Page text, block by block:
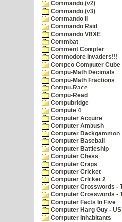
Commando (v2)
Commando (v3)
Commando II
Commando Raid
Commando VBXE
Commbat
Comment Compter
Commodore Invaders!!!
Compco Computer Cube
Compu-Math Decimals
Compu-Math Fractions
Compu-Race
Compu-Read
Compubridge
Compute 4
Computer Acquire
Computer Ambush
Computer Backgammon
Computer Baseball
Computer Battleship
Computer Chess
Computer Craps
Computer Cricket
Computer Cricket 2
Computer Crosswords -
Computer Crosswords -
Computer Facts In Five
Computer Hang Guy -
Computer Inhabitants